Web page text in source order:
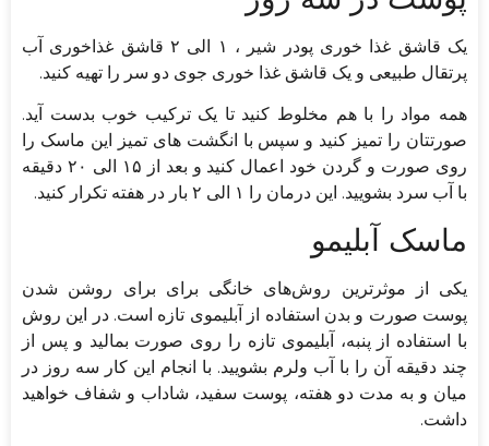
یک قاشق غذا خوری پودر شیر ، ۱ الی ۲ قاشق غذاخوری آب
پرتقال طبیعی و یک قاشق غذا خوری جوی دو سر را تهیه کنید.
همه مواد را با هم مخلوط کنید تا یک ترکیب خوب بدست آید.
صورتتان را تمیز کنید و سپس با انگشت های تمیز این ماسک را
روی صورت و گردن خود اعمال کنید و بعد از ۱۵ الی ۲۰ دقیقه
با آب سرد بشویید. این درمان را ۱ الی ۲ بار در هفته تکرار کنید.
ماسک آبلیمو
یکی از موثرترین روش‌های خانگی برای برای روشن شدن
پوست صورت و بدن استفاده از آبلیموی تازه است. در این روش
با استفاده از پنبه، آبلیموی تازه را روی صورت بمالید و پس از
چند دقیقه آن را با آب ولرم بشویید. با انجام این کار سه روز در
میان و به مدت دو هفته، پوست سفید، شاداب و شفاف خواهید
داشت.